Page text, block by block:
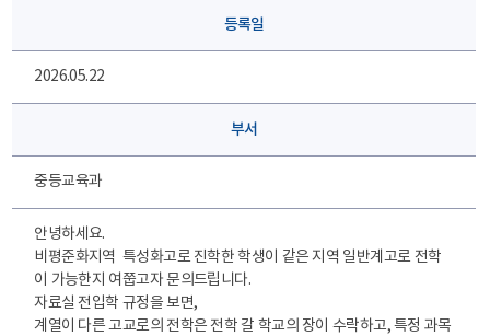
등록일
2026.05.22
부서
중등교육과
안녕하세요.
비평준화지역 특성화고로 진학한 학생이 같은 지역 일반계고로 전학
이 가능한지 여쭙고자 문의드립니다.
자료실 전입학 규정을 보면,
계열이 다른 고교로의 전학은 전학 갈 학교의 장이 수락하고, 특정 과목